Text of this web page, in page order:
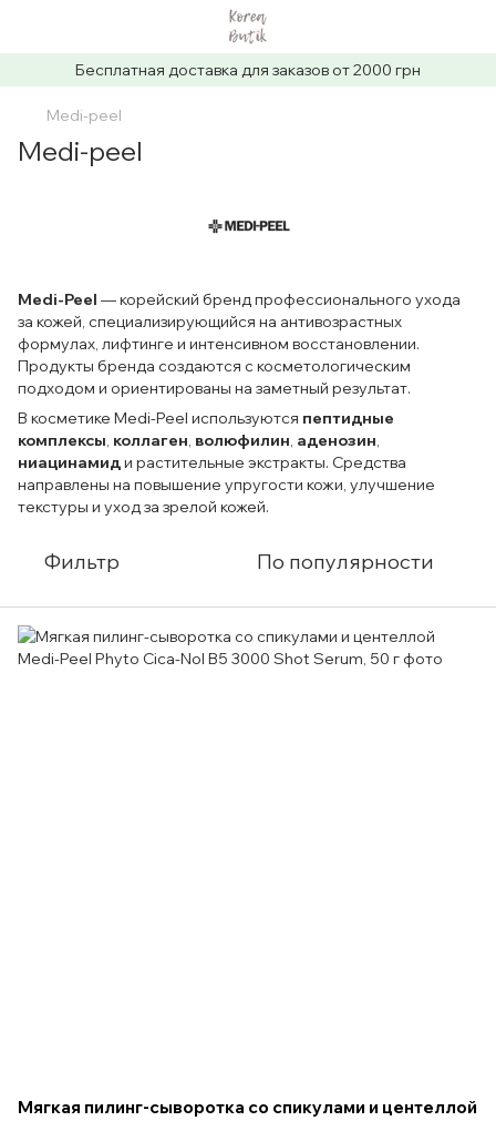
Бесплатная доставка для заказов от 2000 грн
Medi-peel
Medi-peel
Medi-Peel — корейский бренд профессионального ухода
за кожей, специализирующийся на антивозрастных
формулах, лифтинге и интенсивном восстановлении.
Продукты бренда создаются с косметологическим
подходом и ориентированы на заметный результат.
В косметике Medi-Peel используются пептидные
комплексы, коллаген, волюфилин, аденозин,
ниацинамиди растительные экстракты. Средства
направлены на повышение упругости кожи, улучшение
текстуры и уход за зрелой кожей.
Фильтр По популярности
Мягкая пилинг-сыворотка со спикулами и центеллой